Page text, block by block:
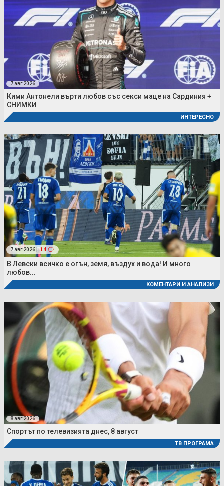
7 авг 2026
Кими Антонели върти любов със секси маце на Сардиния +
СНИМКИ
ИНТЕРЕСНО
7 авг 2026 | 14
В Левски всичко е огън, земя, въздух и вода! И много
любов...
КОМЕНТАРИ И АНАЛИЗИ
8 авг 2026
Спортът по телевизията днес, 8 август
ТВ ПРОГРАМА